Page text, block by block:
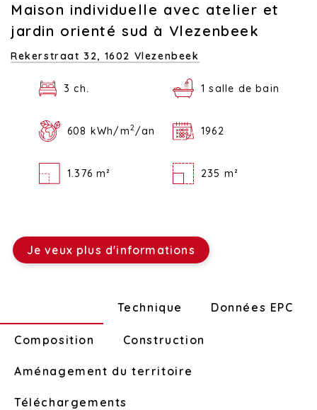
Maison individuelle avec atelier et
jardin orienté sud à Vlezenbeek
Rekerstraat 32, 1602 Vlezenbeek
3 ch. 1 salle de bain
608 kWh/m2 /an 1962
1.376 m² 235 m²
Je veux plus d'informations
Technique Données EPC
Composition Construction
Aménagement du territoire
Téléchargements